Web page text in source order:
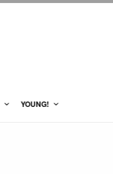
YOUNG!